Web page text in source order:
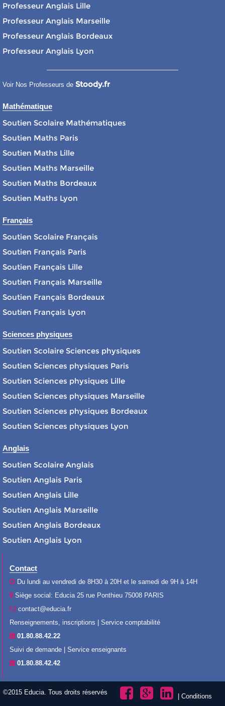
Professeur Anglais Lille
Professeur Anglais Marseille
Professeur Anglais Bordeaux
Professeur Anglais Lyon
Voir Nos Professeurs de Stoody.fr
Mathématique
Soutien Scolaire Mathématiques
Soutien Maths Paris
Soutien Maths Lille
Soutien Maths Marseille
Soutien Maths Bordeaux
Soutien Maths Lyon
Français
Soutien Scolaire Français
Soutien Français Paris
Soutien Français Lille
Soutien Français Marseille
Soutien Français Bordeaux
Soutien Français Lyon
Sciences physiques
Soutien Scolaire Sciences physiques
Soutien Sciences physiques Paris
Soutien Sciences physiques Lille
Soutien Sciences physiques Marseille
Soutien Sciences physiques Bordeaux
Soutien Sciences physiques Lyon
Anglais
Soutien Scolaire Anglais
Soutien Anglais Paris
Soutien Anglais Lille
Soutien Anglais Marseille
Soutien Anglais Bordeaux
Soutien Anglais Lyon
Contact
Du lundi au vendredi de 8H30 à 20H et le samedi de 9H à 14H
Siège social: Educia 25 rue Ponthieu 75008 PARIS
contact@educia.fr
Renseignements, inscriptions | Service comptabilité
01.80.88.42.22
Suivi de demande | Service enseignants
01.80.88.42.42
©2015 Educia. Tous droits réservés
| Conditions